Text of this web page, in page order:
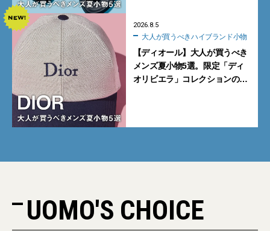
2026.8.5
大人が買うべきハイブランド小物
【ディオール】大人が買うべき
メンズ夏小物5選。限定「ディ
オリビエラ」コレクションの
UOMO'S CHOICE